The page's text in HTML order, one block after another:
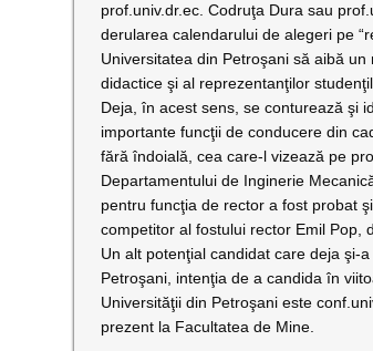
prof.univ.dr.ec. Codruţa Dura sau
derularea calendarului de alegeri pe
Universitatea din Petroşani să aibă
didactice şi al reprezentanţilor
Deja, în acest sens, se conturează şi
importante funcţii de conducere din
fără îndoială, cea care-l vizează pe
Departamentului de Inginerie
pentru funcţia de rector a fost probat
competitor al fostului rector Emil Pop,
Un alt potenţial candidat care deja şi-
Petroşani, intenţia de a candida în
Universităţii din Petroşani este
prezent la Facultatea de Mine.